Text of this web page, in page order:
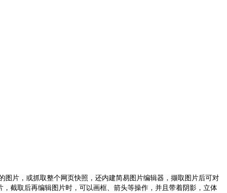
图片，或抓取整个网页快照，还内建简易图片编辑器，撷取图片后可对
截取后再编辑图片时，可以画框、箭头等操作，并且带着阴影，立体